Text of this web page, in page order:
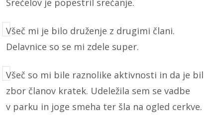
Srečelov je popestril srečanje.
Všeč mi je bilo druženje z drugimi člani.
Delavnice so se mi zdele super.
Všeč so mi bile raznolike aktivnosti in da je bil
zbor članov kratek. Udeležila sem se vadbe
v parku in joge smeha ter šla na ogled cerkve.